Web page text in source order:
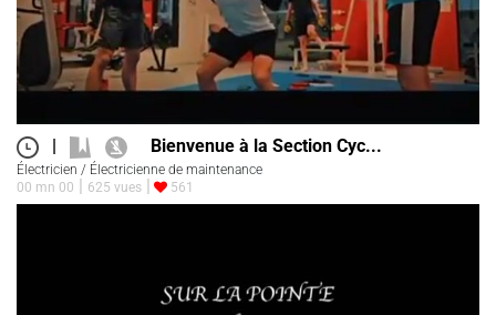
Bienvenue à la Section Cyc...
Électricien / Électricienne de maintenance
00 mn 00
625 vues 561